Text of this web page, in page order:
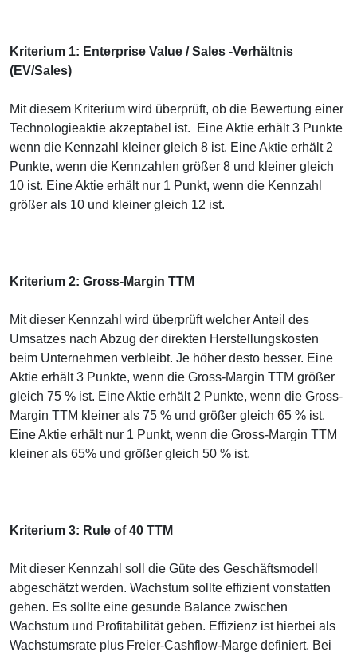
Kriterium 1: Enterprise Value / Sales -Verhältnis
(EV/Sales)
Mit diesem Kriterium wird überprüft, ob die Bewertung einer
Technologieaktie akzeptabel ist. Eine Aktie erhält 3 Punkte
wenn die Kennzahl kleiner gleich 8 ist. Eine Aktie erhält 2
Punkte, wenn die Kennzahlen größer 8 und kleiner gleich
10 ist. Eine Aktie erhält nur 1 Punkt, wenn die Kennzahl
größer als 10 und kleiner gleich 12 ist.
Kriterium 2: Gross-Margin TTM
Mit dieser Kennzahl wird überprüft welcher Anteil des
Umsatzes nach Abzug der direkten Herstellungskosten
beim Unternehmen verbleibt. Je höher desto besser. Eine
Aktie erhält 3 Punkte, wenn die Gross-Margin TTM größer
gleich 75 % ist. Eine Aktie erhält 2 Punkte, wenn die Gross-
Margin TTM kleiner als 75 % und größer gleich 65 % ist.
Eine Aktie erhält nur 1 Punkt, wenn die Gross-Margin TTM
kleiner als 65% und größer gleich 50 % ist.
Kriterium 3: Rule of 40 TTM
Mit dieser Kennzahl soll die Güte des Geschäftsmodell
abgeschätzt werden. Wachstum sollte effizient vonstatten
gehen. Es sollte eine gesunde Balance zwischen
Wachstum und Profitabilität geben. Effizienz ist hierbei als
Wachstumsrate plus Freier-Cashflow-Marge definiert. Bei